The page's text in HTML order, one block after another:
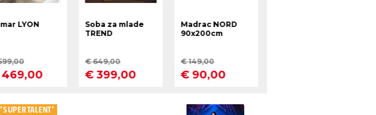
'SUPERTALENT'